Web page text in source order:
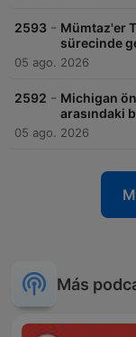
2593 - Mümtaz'er
sürecinde
05 ago. 2026
2592 - Michigan
arasındaki
05 ago. 2026
Más